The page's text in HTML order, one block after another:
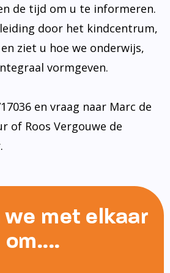
de tijd om u te informeren.
door het kindcentrum,
ziet u hoe we onderwijs,
vormgeven.
en vraag naar Marc de
of Roos Vergouwe de
we met elkaar
om....